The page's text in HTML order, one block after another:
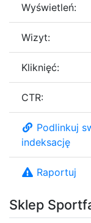
Sklep
Wyświetleń:
Wizyt:
Kliknięć:
CTR:
Podlinkuj
indeksację
Raportuj